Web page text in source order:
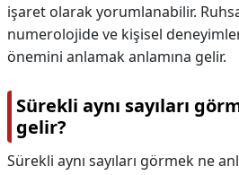
işaret olarak yorumlanabilir.
numerolojide ve kişisel
önemini anlamak anlamına gelir.
Sürekli aynı sayıları
gelir?
Sürekli aynı sayıları görmek ne